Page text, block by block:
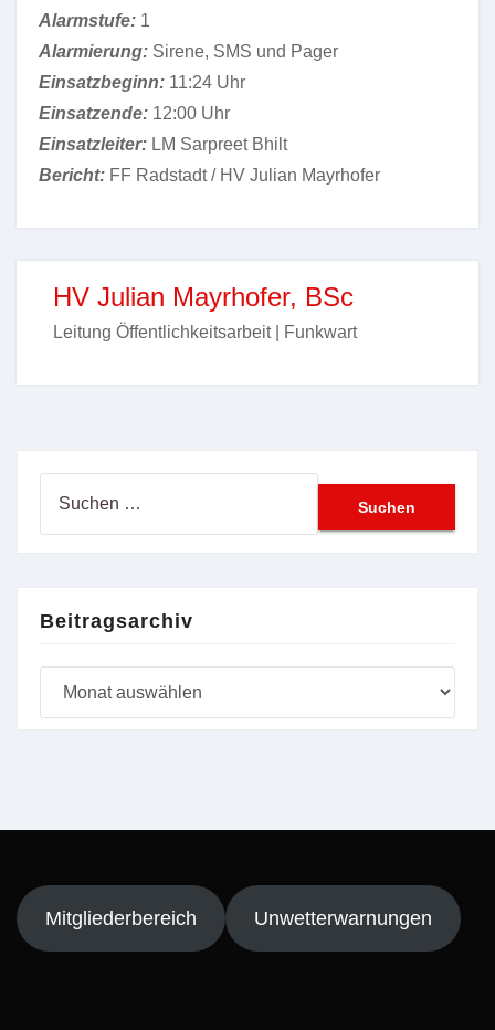
Alarmstufe: 1
Alarmierung: Sirene, SMS und Pager
Einsatzbeginn: 11:24 Uhr
Einsatzende: 12:00 Uhr
Einsatzleiter: LM Sarpreet Bhilt
Bericht: FF Radstadt / HV Julian Mayrhofer
HV Julian Mayrhofer, BSc
Leitung Öffentlichkeitsarbeit | Funkwart
Beitragsarchiv
Mitgliederbereich Unwetterwarnungen